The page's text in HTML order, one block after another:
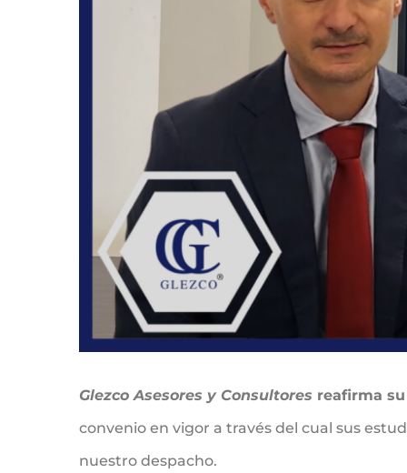
Glezco Asesores y Consultores reafirma
convenio en vigor a través del cual sus
nuestro despacho.